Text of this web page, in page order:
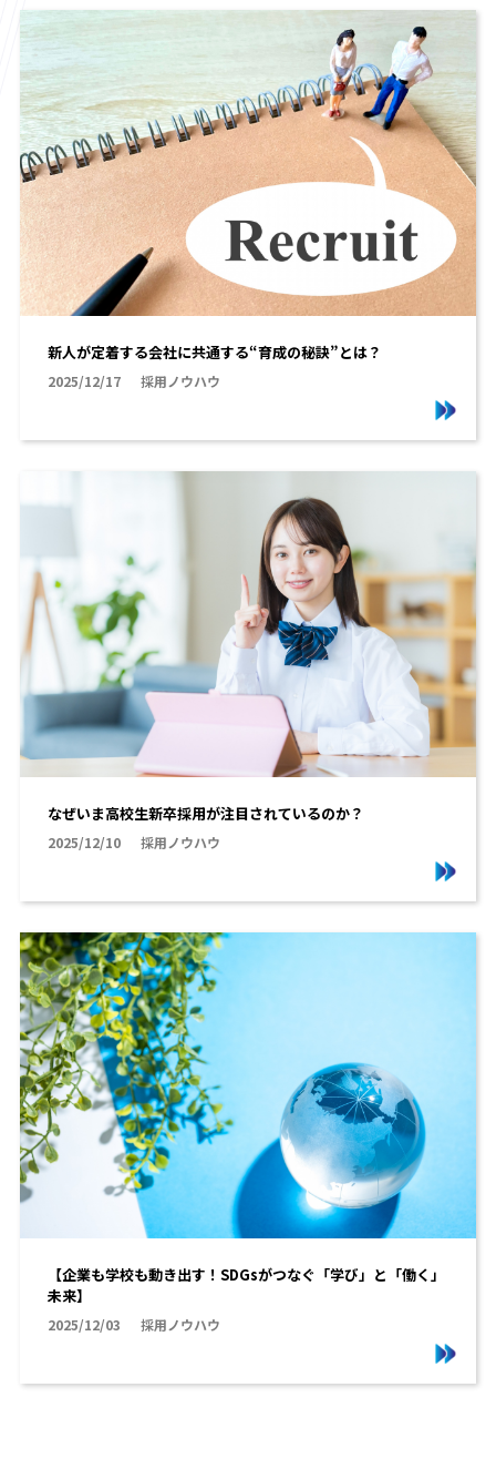
新人が定着する会社に共通する“育成の秘訣”とは？
2025/12/17 採用ノウハウ
なぜいま高校生新卒採用が注目されているのか？
2025/12/10 採用ノウハウ
【企業も学校も動き出す！SDGsがつなぐ「学び」と「働く」
未来】
2025/12/03 採用ノウハウ